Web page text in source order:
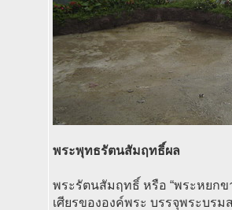
พระพุทธรัตนสัมฤทธิ์ผล
พระรัตนสัมฤทธิ์ หรือ “พระหยก
เศียรขององค์พระ บรรจุพระบร